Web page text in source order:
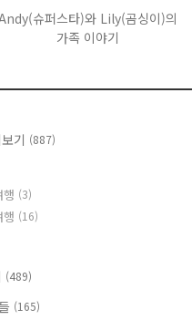
슈퍼스타)와 Lily(곰싱이)의
가족 이야기
기 (887)
행 (3)
행 (16)
(489)
(165)